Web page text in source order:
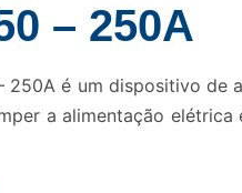
– 250A
250A é um dispositivo de
a alimentação elétrica